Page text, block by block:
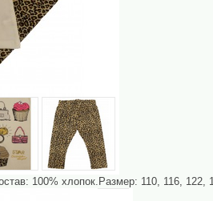
100% хлопок.Размер: 110, 116, 122,